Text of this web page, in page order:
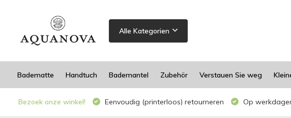
Alle Kategorien
Badematte Handtuch Bademantel Zubehör Verstauen Sie weg
Bezoek onze winkel! Eenvoudig (printerloos) retourneren Op